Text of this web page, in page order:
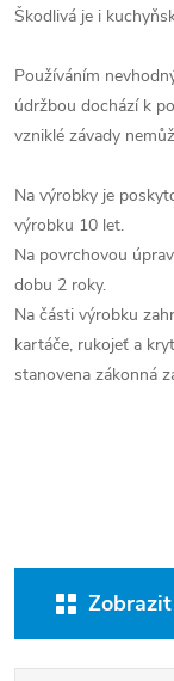
Škodlivá je i
Používáním
údržbou dochází k
vzniklé závady
Na výrobky je
výrobku 10 let.
Na povrchovou
dobu 2 roky.
Na části výrobku
kartáče, rukojeť a
stanovena zákonná